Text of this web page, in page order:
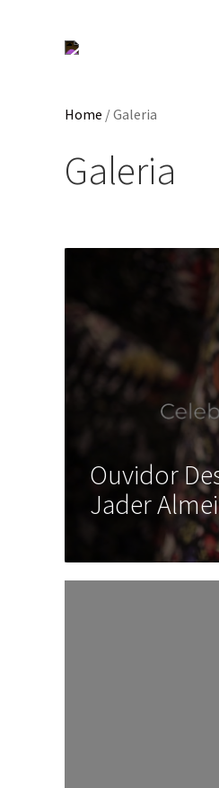
Home /Galeria
Galeria
Ouvidor
Jader